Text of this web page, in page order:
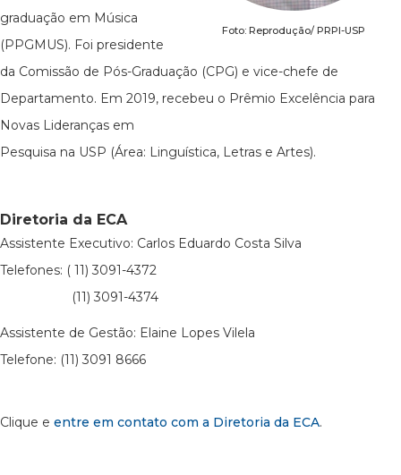
Foto: Reprodução/ PRPI-USP
graduação em Música
(PPGMUS). Foi presidente
da Comissão de Pós-Graduação (CPG) e vice-chefe de
Departamento. Em 2019, recebeu o Prêmio Excelência para
Novas Lideranças em
Pesquisa na USP (Área: Linguística, Letras e Artes).
Diretoria da ECA
Assistente Executivo: Carlos Eduardo Costa Silva
Telefones: ( 11) 3091-4372
(11) 3091-4374
Assistente de Gestão: Elaine Lopes Vilela
Telefone: (11) 3091 8666
Clique e entre em contato com a Diretoria da ECA.